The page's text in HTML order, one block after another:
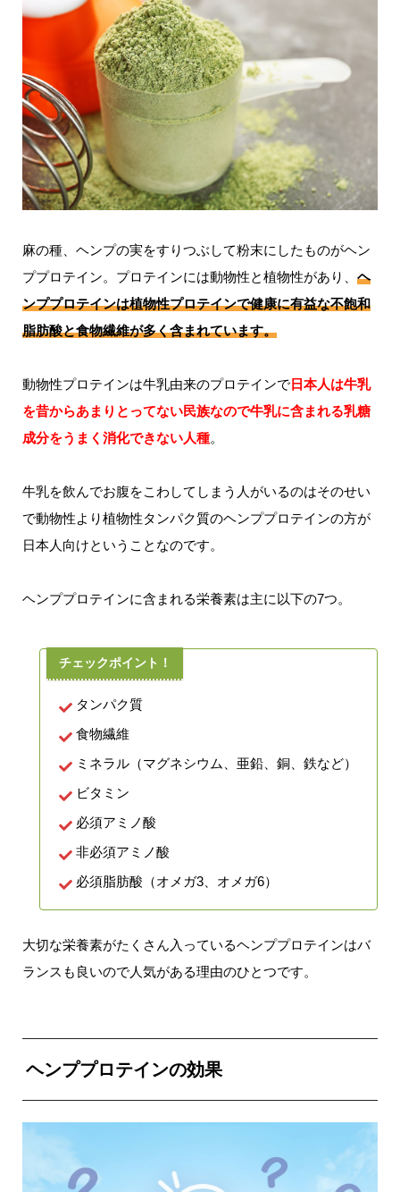
麻の種、ヘンプの実をすりつぶして粉末にしたものがヘン
ププロテイン。プロテインには動物性と植物性があり、 ヘ
ンププロテインは植物性プロテインで健康に有益な不飽和
脂肪酸と食物繊維が多く含まれています。
動物性プロテインは牛乳由来のプロテインで日本人は牛乳
を昔からあまりとってない民族なので牛乳に含まれる乳糖
成分をうまく消化できない人種。
牛乳を飲んでお腹をこわしてしまう人がいるのはそのせい
で動物性より植物性タンパク質のヘンププロテインの方が
日本人向けということなのです。
ヘンププロテインに含まれる栄養素は主に以下の7つ。
タンパク質
食物繊維
ミネラル（マグネシウム、亜鉛、銅、鉄など）
ビタミン
必須アミノ酸
非必須アミノ酸
必須脂肪酸（オメガ3、オメガ6）
大切な栄養素がたくさん入っているヘンププロテインはバ
ランスも良いので人気がある理由のひとつです。
ヘンププロテインの効果